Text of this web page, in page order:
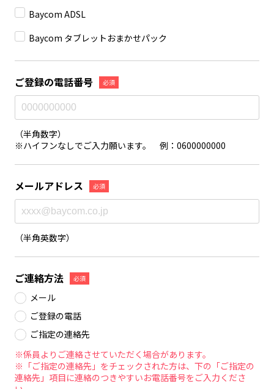
Baycom ADSL
Baycom タブレットおまかせパック
ご登録の電話番号 必須
（半角数字）
※ハイフンなしでご入力願います。 例：0600000000
メールアドレス 必須
（半角英数字）
ご連絡方法 必須
メール
ご登録の電話
ご指定の連絡先
※係員よりご連絡させていただく場合があります。
※「ご指定の連絡先」をチェックされた方は、下の「ご指定の
連絡先」項目に連絡のつきやすいお電話番号をご入力くださ